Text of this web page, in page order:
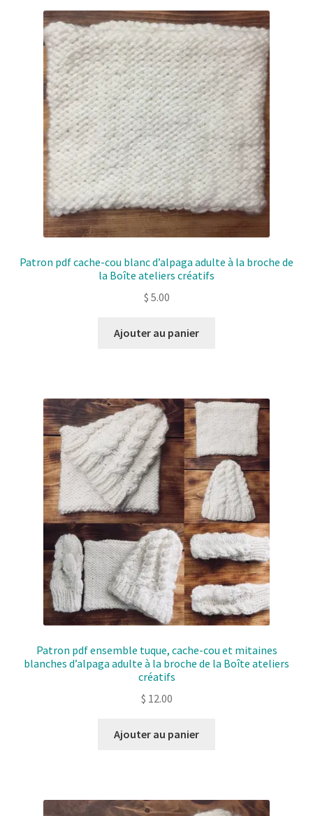
Patron pdf cache-cou blanc d’alpaga adulte à la broche de
la Boîte ateliers créatifs
$ 5.00
Ajouter au panier
Patron pdf ensemble tuque, cache-cou et mitaines
blanches d’alpaga adulte à la broche de la Boîte ateliers
créatifs
$ 12.00
Ajouter au panier